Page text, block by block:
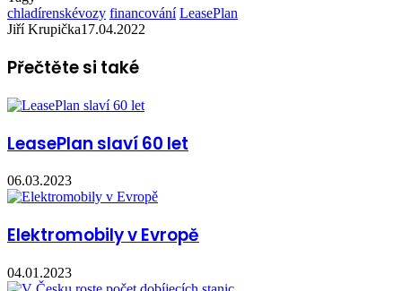
chladírenskévozy financování LeasePlan
Jiří Krupička17.04.2022
Přečtěte si také
LeasePlan slaví 60 let
06.03.2023
Elektromobily v Evropě
04.01.2023